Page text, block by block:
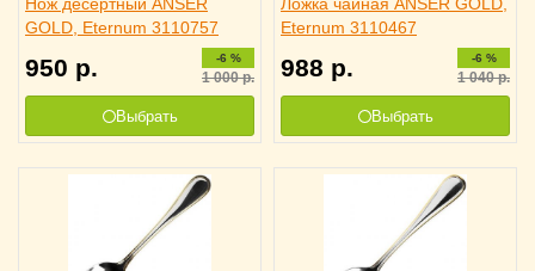
GOLD, Eternum 3110757
950 р. -6 %
1 000р.
Выбрать
Eternum 3110467
988 р. -6 %
1 040р.
Выбрать